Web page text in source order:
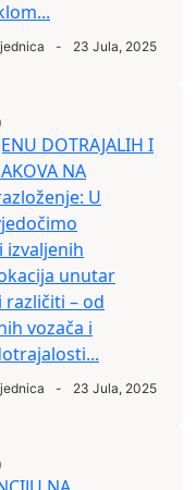
- 23 Jula, 2025
DOTRAJALIH I
NA
U
izvaljenih
unutar
različiti – od
vozača i
- 23 Jula, 2025